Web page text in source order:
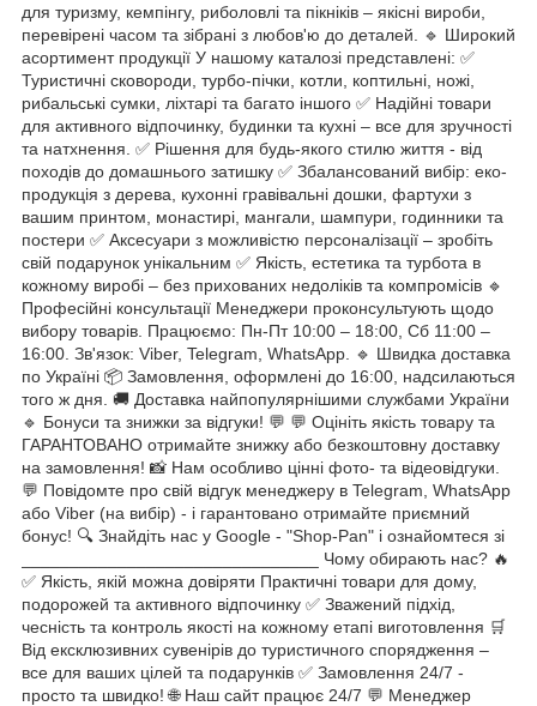
для туризму, кемпінгу, риболовлі та пікніків – якісні вироби,
перевірені часом та зібрані з любов'ю до деталей. 🔹 Широкий
асортимент продукції У нашому каталозі представлені: ✅
Туристичні сковороди, турбо-пічки, котли, коптильні, ножі,
рибальські сумки, ліхтарі та багато іншого ✅ Надійні товари
для активного відпочинку, будинки та кухні – все для зручності
та натхнення. ✅ Рішення для будь-якого стилю життя - від
походів до домашнього затишку ✅ Збалансований вибір: еко-
продукція з дерева, кухонні гравівальні дошки, фартухи з
вашим принтом, монастирі, мангали, шампури, годинники та
постери ✅ Аксесуари з можливістю персоналізації – зробіть
свій подарунок унікальним ✅ Якість, естетика та турбота в
кожному виробі – без прихованих недоліків та компромісів 🔹
Професійні консультації Менеджери проконсультують щодо
вибору товарів. Працюємо: Пн-Пт 10:00 – 18:00, Сб 11:00 –
16:00. Зв'язок: Viber, Telegram, WhatsApp. 🔹 Швидка доставка
по Україні 📦 Замовлення, оформлені до 16:00, надсилаються
того ж дня. 🚚 Доставка найпопулярнішими службами України
🔹 Бонуси та знижки за відгуки! 💬 💬 Оцініть якість товару та
ГАРАНТОВАНО отримайте знижку або безкоштовну доставку
на замовлення! 📸 Нам особливо цінні фото- та відеовідгуки.
💬 Повідомте про свій відгук менеджеру в Telegram, WhatsApp
або Viber (на вибір) - і гарантовано отримайте приємний
бонус! 🔍 Знайдіть нас у Google - "Shop-Pan" і ознайомтеся зі
_______________________________ Чому обирають нас? 🔥
✅ Якість, якій можна довіряти Практичні товари для дому,
подорожей та активного відпочинку ✅ Зважений підхід,
чесність та контроль якості на кожному етапі виготовлення 🛒
Від ексклюзивних сувенірів до туристичного спорядження –
все для ваших цілей та подарунків ✅ Замовлення 24/7 -
просто та швидко! 🌐 Наш сайт працює 24/7 💬 Менеджер